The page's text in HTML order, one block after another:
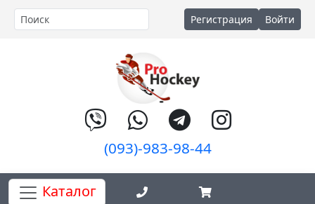
Регистрация Войти
(093)-983-98-44
Каталог